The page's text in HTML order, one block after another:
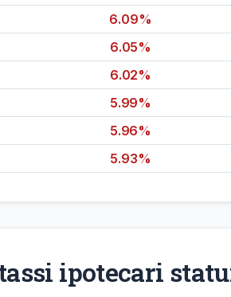
6.09%
6.05%
6.02%
5.99%
5.96%
5.93%
ipotecari